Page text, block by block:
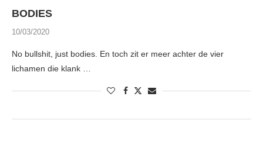
BODIES
10/03/2020
No bullshit, just bodies. En toch zit er meer achter de vier
lichamen die klank …